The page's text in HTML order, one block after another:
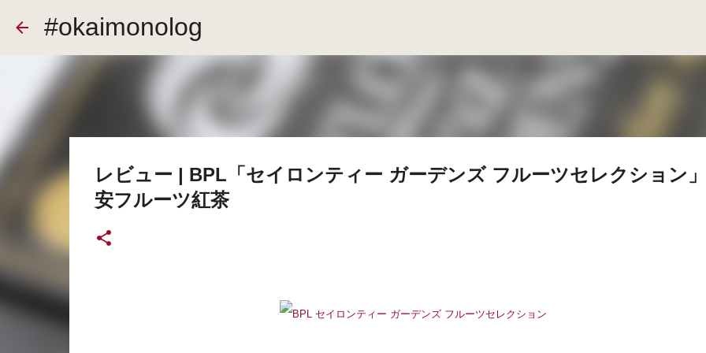
#okaimonolog
レビュー | BPL「セイロンティー ガーデンズ フルーツセレクション
安フルーツ紅茶